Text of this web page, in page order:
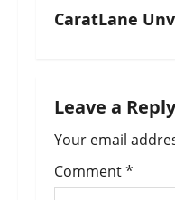
s
n
a
v
CaratLane
Leave a Reply
Your email
Comment*